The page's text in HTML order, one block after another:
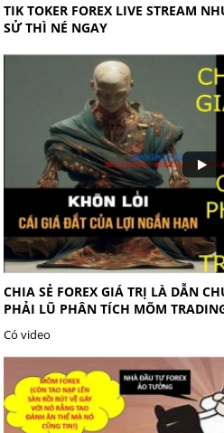
TIK TOKER FOREX LIVE STREAM
SỬ THÌ NÉ NGAY
CHIA SẺ FOREX GIÁ TRỊ LÀ DẪN
PHẢI LŨ PHÂN TÍCH MÕM
Có video